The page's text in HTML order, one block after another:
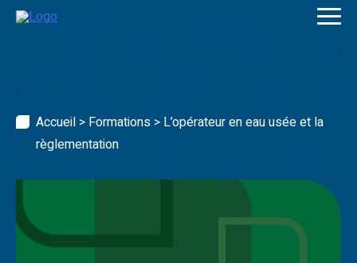
Skip
Accueil > Formations > L’opérateur en eau usée et la
règlementation